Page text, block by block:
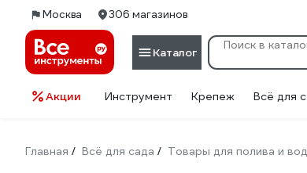
Москва 306 магазинов
Каталог
Акции Инструмент Крепеж Всё для
Главная / Всё для сада / Товары для полива и